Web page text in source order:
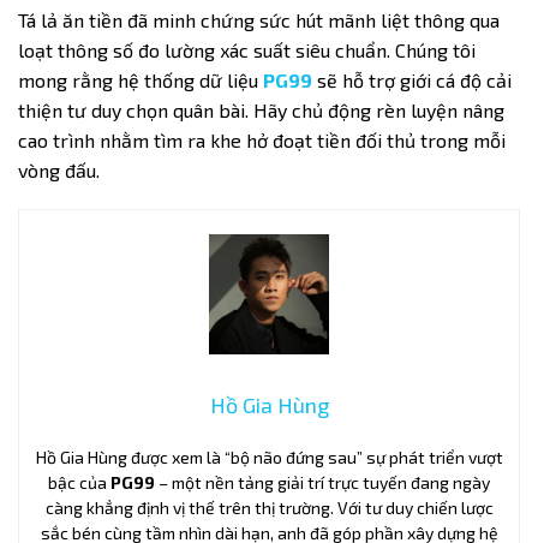
Tá lả ăn tiền đã minh chứng sức hút mãnh liệt thông qua
loạt thông số đo lường xác suất siêu chuẩn. Chúng tôi
mong rằng hệ thống dữ liệu PG99 sẽ hỗ trợ giới cá độ cải
thiện tư duy chọn quân bài. Hãy chủ động rèn luyện nâng
cao trình nhằm tìm ra khe hở đoạt tiền đối thủ trong mỗi
vòng đấu.
Hồ Gia Hùng
Hồ Gia Hùng được xem là “bộ não đứng sau” sự phát triển vượt
bậc của PG99 – một nền tảng giải trí trực tuyến đang ngày
càng khẳng định vị thế trên thị trường. Với tư duy chiến lược
sắc bén cùng tầm nhìn dài hạn, anh đã góp phần xây dựng hệ